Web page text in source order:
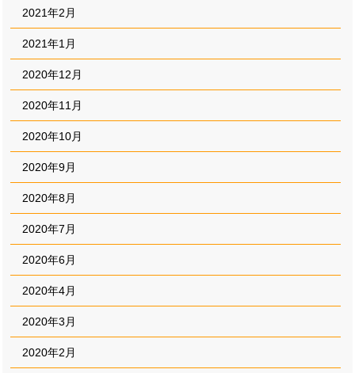
2021年2月
2021年1月
2020年12月
2020年11月
2020年10月
2020年9月
2020年8月
2020年7月
2020年6月
2020年4月
2020年3月
2020年2月